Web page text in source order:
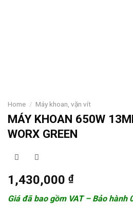
Home / Máy khoan, vặn vít
MÁY KHOAN 650W
WORX GREEN
1,430,000 ₫
Giá đã bao gồm VAT – Bảo hành